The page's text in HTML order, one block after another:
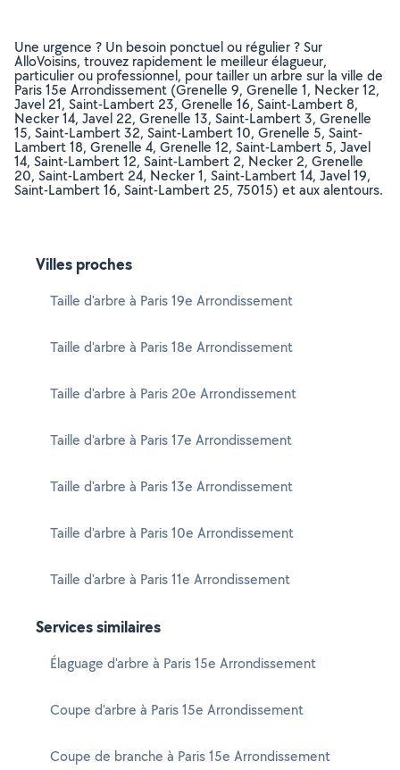
Une urgence ? Un besoin ponctuel ou régulier ? Sur
AlloVoisins, trouvez rapidement le meilleur élagueur,
particulier ou professionnel, pour tailler un arbre sur la ville de
Paris 15e Arrondissement (Grenelle 9, Grenelle 1, Necker 12,
Javel 21, Saint-Lambert 23, Grenelle 16, Saint-Lambert 8,
Necker 14, Javel 22, Grenelle 13, Saint-Lambert 3, Grenelle
15, Saint-Lambert 32, Saint-Lambert 10, Grenelle 5, Saint-
Lambert 18, Grenelle 4, Grenelle 12, Saint-Lambert 5, Javel
14, Saint-Lambert 12, Saint-Lambert 2, Necker 2, Grenelle
20, Saint-Lambert 24, Necker 1, Saint-Lambert 14, Javel 19,
Saint-Lambert 16, Saint-Lambert 25, 75015) et aux alentours.
Villes proches
Taille d'arbre à Paris 19e Arrondissement
Taille d'arbre à Paris 18e Arrondissement
Taille d'arbre à Paris 20e Arrondissement
Taille d'arbre à Paris 17e Arrondissement
Taille d'arbre à Paris 13e Arrondissement
Taille d'arbre à Paris 10e Arrondissement
Taille d'arbre à Paris 11e Arrondissement
Services similaires
Élaguage d'arbre à Paris 15e Arrondissement
Coupe d'arbre à Paris 15e Arrondissement
Coupe de branche à Paris 15e Arrondissement